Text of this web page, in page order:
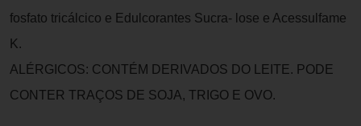
fosfato tricálcico e Edulcorantes Sucra- lose e Acessulfame
K.
ALÉRGICOS: CONTÉM DERIVADOS DO LEITE. PODE
CONTER TRAÇOS DE SOJA, TRIGO E OVO.